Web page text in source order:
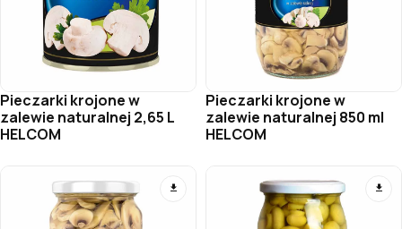
Pieczarki krojone w
zalewie naturalnej 2,65 L
HELCOM
Pieczarki krojone w
zalewie naturalnej 850 ml
HELCOM